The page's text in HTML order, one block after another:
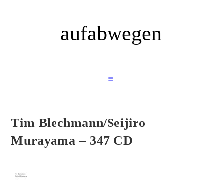
aufabwegen
Tim Blechmann/Seijiro
Murayama – 347 CD